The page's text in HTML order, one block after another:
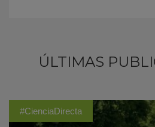
ÚLTIMAS
#CienciaDirecta